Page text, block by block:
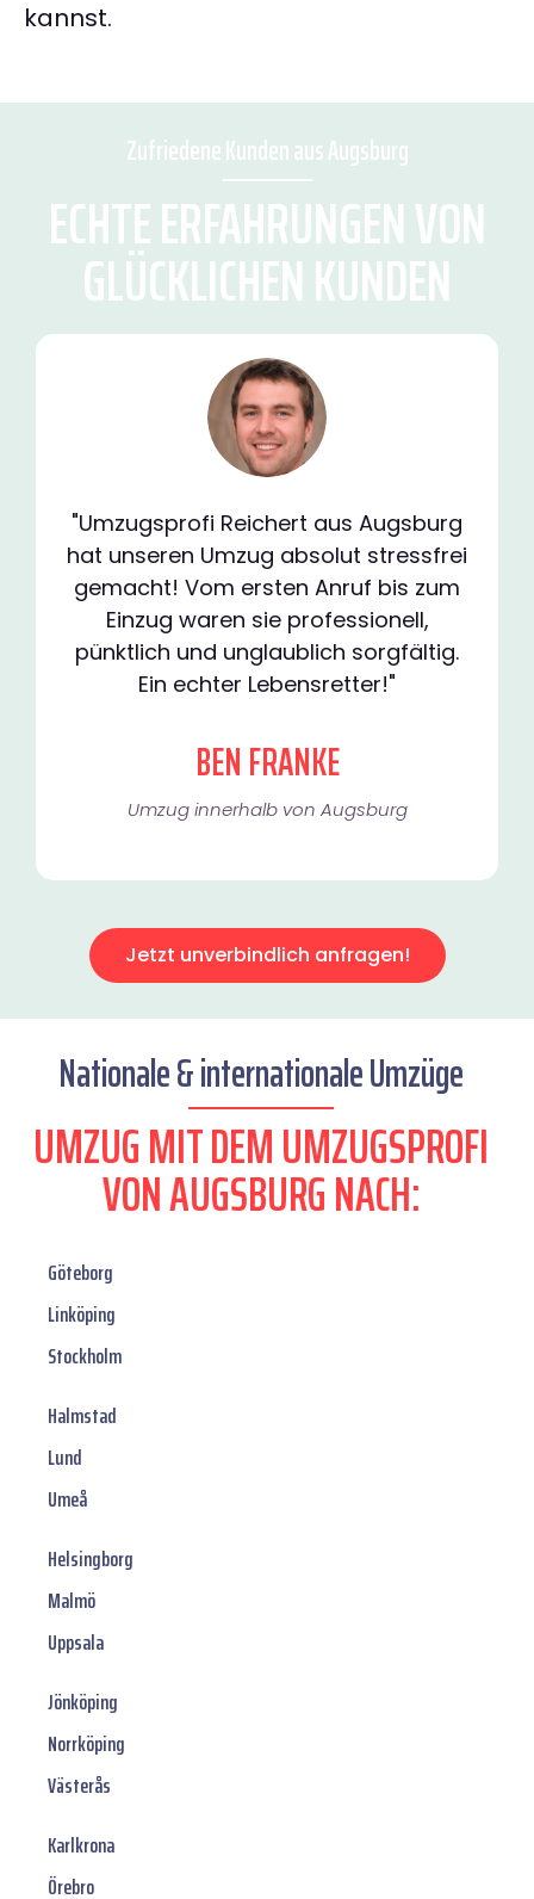
kannst.
Zufriedene Kunden aus Augsburg
ECHTE ERFAHRUNGEN VON
GLÜCKLICHEN KUNDEN
"Umzugsprofi Reichert aus Augsburg
hat unseren Umzug absolut stressfrei
gemacht! Vom ersten Anruf bis zum
Einzug waren sie professionell,
pünktlich und unglaublich sorgfältig.
Ein echter Lebensretter!"
BEN FRANKE
Umzug innerhalb von Augsburg​
Jetzt unverbindlich anfragen!
Nationale & internationale Umzüge
UMZUG MIT DEM UMZUGSPROFI
VON AUGSBURG NACH:
Göteborg
Linköping
Stockholm
Halmstad
Lund
Umeå
Helsingborg
Malmö
Uppsala
Jönköping
Norrköping
Västerås
Karlkrona
Örebro